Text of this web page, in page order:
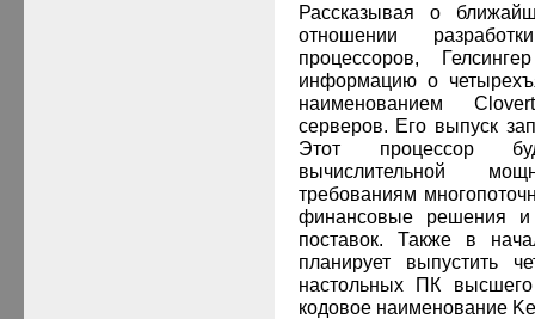
Рассказывая о
отношении
процессоров,
информацию о
наименованием
серверов. Его выпуск
Этот процессор
вычислительной
требованиям
финансовые решения и
поставок. Также в
планирует выпустить
настольных ПК
кодовое наименование